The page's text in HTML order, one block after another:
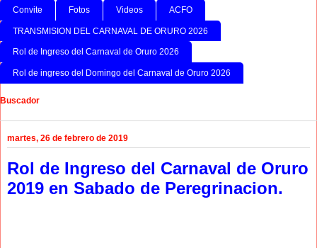
Convite Fotos Videos ACFO
TRANSMISION DEL CARNAVAL DE ORURO 2026
Rol de Ingreso del Carnaval de Oruro 2026
Rol de ingreso del Domingo del Carnaval de Oruro 2026
Buscador
martes, 26 de febrero de 2019
Rol de Ingreso del Carnaval de Oruro
2019 en Sabado de Peregrinacion.